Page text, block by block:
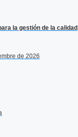
la gestión de la calidad
de 2026